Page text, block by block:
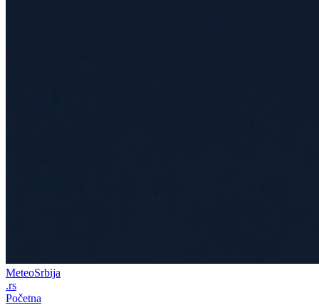
MeteoSrbija
.rs
Početna